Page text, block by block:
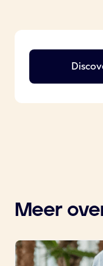
Meer